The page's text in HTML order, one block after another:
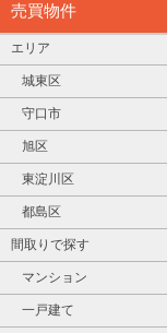
売買物件
エリア
城東区
守口市
旭区
東淀川区
都島区
間取りで探す
マンション
一戸建て